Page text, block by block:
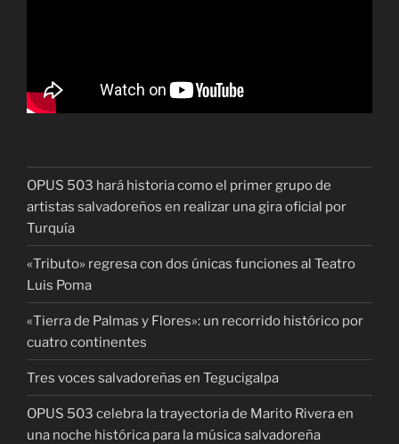
OPUS 503 hará historia como el primer grupo de
artistas salvadoreños en realizar una gira oficial por
Turquía
«Tributo» regresa con dos únicas funciones al Teatro
Luis Poma
«Tierra de Palmas y Flores»: un recorrido histórico por
cuatro continentes
Tres voces salvadoreñas en Tegucigalpa
OPUS 503 celebra la trayectoria de Marito Rivera en
una noche histórica para la música salvadoreña